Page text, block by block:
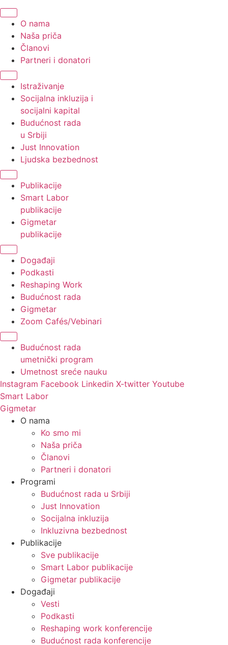
O nama
Naša priča
Članovi
Partneri i donatori
Istraživanje
Socijalna inkluzija i
socijalni kapital
Budućnost rada
u Srbiji
Just Innovation
Ljudska bezbednost
Publikacije
Smart Labor
publikacije
Gigmetar
publikacije
Događaji
Podkasti
Reshaping Work
Budućnost rada
Gigmetar
Zoom Cafés/Vebinari
Budućnost rada
umetnički program
Umetnost sreće nauku
Instagram Facebook Linkedin X-twitter Youtube
Smart Labor
Gigmetar
O nama
Ko smo mi
Naša priča
Članovi
Partneri i donatori
Programi
Budućnost rada u Srbiji
Just Innovation
Socijalna inkluzija
Inkluzivna bezbednost
Publikacije
Sve publikacije
Smart Labor publikacije
Gigmetar publikacije
Događaji
Vesti
Podkasti
Reshaping work konferencije
Budućnost rada konferencije